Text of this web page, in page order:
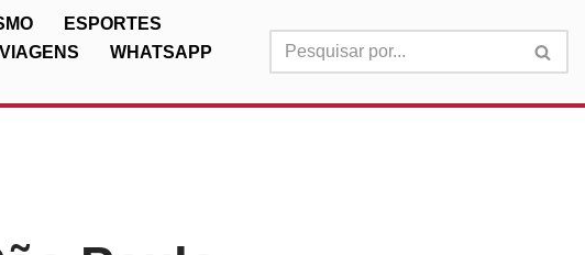
ESPORTES
VIAGENS
WHATSAPP